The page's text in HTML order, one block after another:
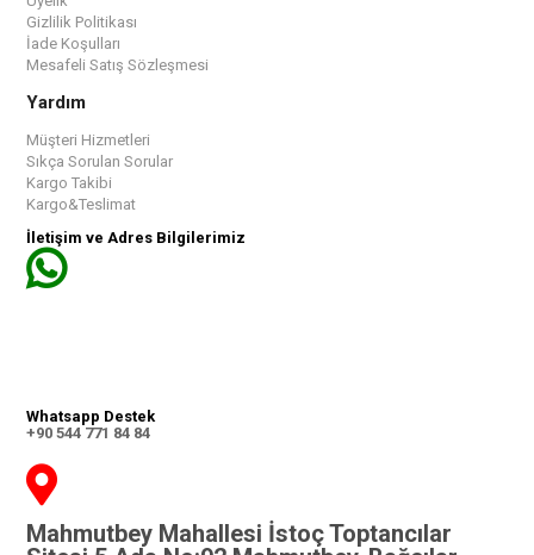
Gizlilik Politikası
İade Koşulları
Mesafeli Satış Sözleşmesi
Yardım
Müşteri Hizmetleri
Sıkça Sorulan Sorular
Kargo Takibi
Kargo&Teslimat
İletişim ve Adres Bilgilerimiz
Whatsapp Destek
+90 544 771 84 84
Mahmutbey Mahallesi İstoç Toptancılar